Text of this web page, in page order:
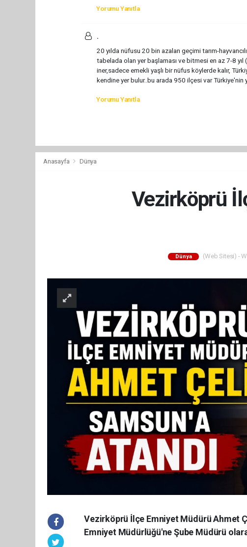
Yorumu Yanıtla
.
20 yılda nüfusu 20 bin azalan geçimi tarım-
tabelada olan yer başlaması ve bitmesi en az 7-8
iner,sadece emekli yaşlı bir nüfus köylerde kalır,
kendine yer bulur..bu arada 950 ilçesi var
Yorumu Yanıtla
Anasayfa Dünya
Vezirköprü
Dünya (Web Sitesi) -
Vezirköprü İlçe Emniyet Müdürü Ahmet
Emniyet Müdürlüğü'ne Şube Müdürü